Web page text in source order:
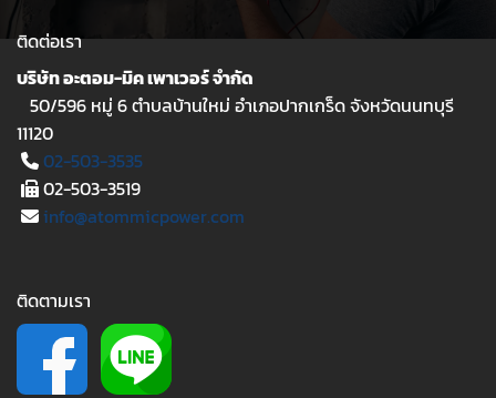
ติดต่อเรา
บริษัท อะตอม-มิค เพาเวอร์ จำกัด
50/596 หมู่ 6 ตำบลบ้านใหม่ อำเภอปากเกร็ด จังหวัดนนทบุรี
11120
02-503-3535
02-503-3519
info@atommicpower.com
ติดตามเรา